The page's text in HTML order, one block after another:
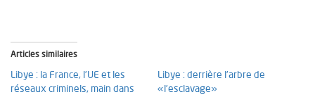
Articles similaires
Libye : la France, l’UE et les
réseaux criminels, main dans
Libye : derrière l’arbre de
«l’esclavage»